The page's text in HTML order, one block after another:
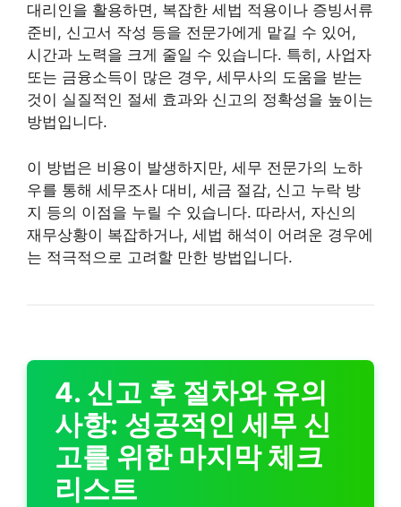
대리인을 활용하면, 복잡한 세법 적용이나 증빙서류
준비, 신고서 작성 등을 전문가에게 맡길 수 있어,
시간과 노력을 크게 줄일 수 있습니다. 특히, 사업자
또는 금융소득이 많은 경우, 세무사의 도움을 받는
것이 실질적인 절세 효과와 신고의 정확성을 높이는
방법입니다.
이 방법은 비용이 발생하지만, 세무 전문가의 노하
우를 통해 세무조사 대비, 세금 절감, 신고 누락 방
지 등의 이점을 누릴 수 있습니다. 따라서, 자신의
재무상황이 복잡하거나, 세법 해석이 어려운 경우에
는 적극적으로 고려할 만한 방법입니다.
4. 신고 후 절차와 유의
사항: 성공적인 세무 신
고를 위한 마지막 체크
리스트